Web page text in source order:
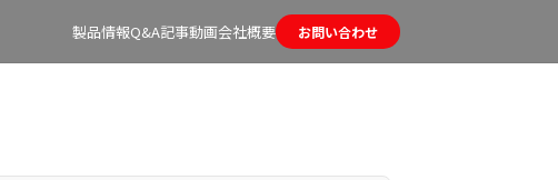
製品情報Q&A記事動画会社概要 お問い合わせ